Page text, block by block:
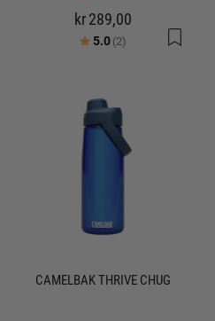
kr 289,00
Karakter:
5.0(2) av 5 mulige
CAMELBAK THRIVE CHUG